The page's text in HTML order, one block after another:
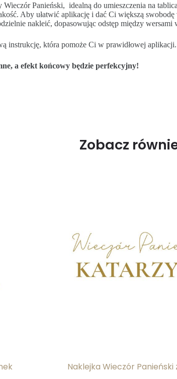
Panieński, idealną do umieszczenia na
Aby ułatwić aplikację i dać Ci większą
nakleić, dopasowując odstęp między wersami
instrukcję, która pomoże Ci w prawidłowej aplikacji.
a efekt końcowy będzie perfekcyjny!
Zobacz
Naklejka Wieczór Panieński